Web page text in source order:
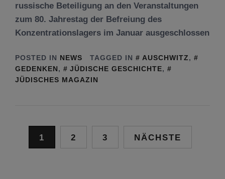
russische Beteiligung an den Veranstaltungen
zum 80. Jahrestag der Befreiung des
Konzentrationslagers im Januar ausgeschlossen
POSTED IN NEWS TAGGED IN AUSCHWITZ,
GEDENKEN, JÜDISCHE GESCHICHTE,
JÜDISCHES MAGAZIN
Seitennummerierung
1 2 3 NÄCHSTE